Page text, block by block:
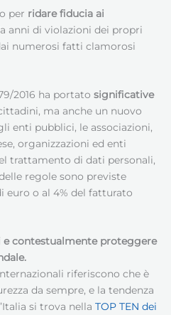
per ridare fiducia ai
anni di violazioni dei propri
numerosi fatti clamorosi
2016 ha portato significative
ma anche un nuovo
enti pubblici, le associazioni,
organizzazioni ed enti
trattamento di dati personali,
regole sono previste
euro o al 4% del fatturato
contestualmente proteggere
riferiscono che è
da sempre, e la tendenza
si trova nella TOP TEN dei